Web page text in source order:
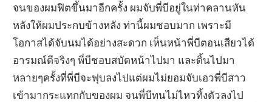
จนของผมฟิตขึ้นมาอีกครั้ง ผมจับพี่บีอยู่ในท่าคลานหัน
หลังให้ผมประกบข้างหลัง ท่านี้ผมชอบมาก เพราะมี
โอกาสได้จับนมได้อย่างสะดวก เห็นหน้าพี่บีตอนเสียวได้
อารมณ์ดีจริงๆ พี่บีชอบสบัดหน้าไปมา และดิ้นไปมา
หลายๆครั้งที่พี่บีจะฟุบลงไปแต่ผมไม่ยอมจับเอวพี่บีสาว
เข้ามากระแทกกับของผม จนพี่บีทนไม่ไหวทิ้งตัวลงไป